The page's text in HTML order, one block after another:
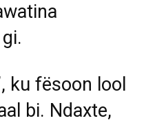
ku fësoon lool
bi. Ndaxte,